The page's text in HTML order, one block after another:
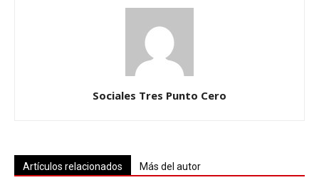
Sociales Tres Punto Cero
Artículos relacionados Más del autor